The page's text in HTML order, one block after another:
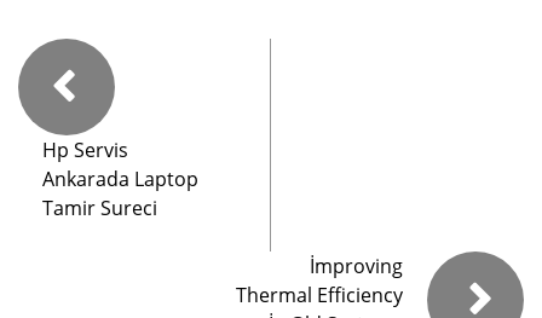
Hp Servis
Ankarada Laptop
Tamir Sureci
İmproving
Thermal Efficiency